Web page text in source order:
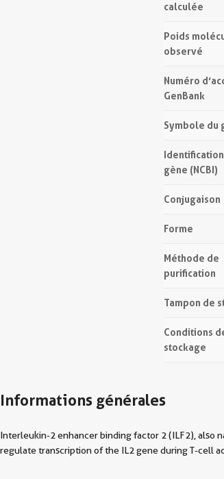
calculée
Poids
observé
Numéro
GenBank
Symbole du
gène (NCBI)
Conjugaison
Forme
Méthode de
purification
Tampon de
Conditions
stockage
Informations générales
Interleukin-2 enhancer binding factor 2 (ILF2), also
regulate transcription of the IL2 gene during T-cell